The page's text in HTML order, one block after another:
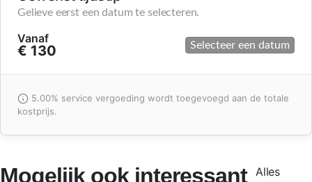
Gelieve eerst een datum te selecteren.
Vanaf
€ 130 Selecteer een datum
5.00% service vergoeding wordt toegevoegd aan de totale
kostprijs.
Mogelijk ook interessant
Alles